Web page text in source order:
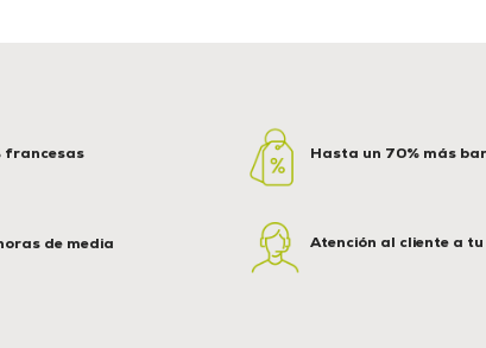
francesas
de media
Hasta un 70% más
Atención al cliente a tu